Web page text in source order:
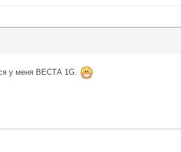
у меня ВЕСТА 1G.